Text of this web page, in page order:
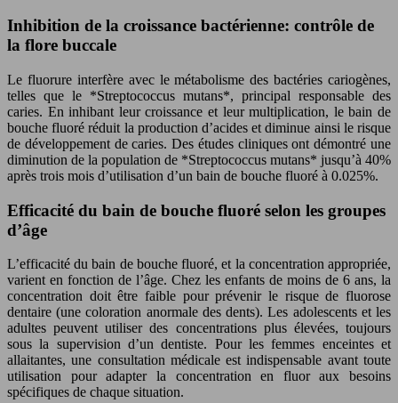
Inhibition de la croissance bactérienne: contrôle de
la flore buccale
Le fluorure interfère avec le métabolisme des bactéries cariogènes,
telles que le *Streptococcus mutans*, principal responsable des
caries. En inhibant leur croissance et leur multiplication, le bain de
bouche fluoré réduit la production d’acides et diminue ainsi le risque
de développement de caries. Des études cliniques ont démontré une
diminution de la population de *Streptococcus mutans* jusqu’à 40%
après trois mois d’utilisation d’un bain de bouche fluoré à 0.025%.
Efficacité du bain de bouche fluoré selon les groupes
d’âge
L’efficacité du bain de bouche fluoré, et la concentration appropriée,
varient en fonction de l’âge. Chez les enfants de moins de 6 ans, la
concentration doit être faible pour prévenir le risque de fluorose
dentaire (une coloration anormale des dents). Les adolescents et les
adultes peuvent utiliser des concentrations plus élevées, toujours
sous la supervision d’un dentiste. Pour les femmes enceintes et
allaitantes, une consultation médicale est indispensable avant toute
utilisation pour adapter la concentration en fluor aux besoins
spécifiques de chaque situation.